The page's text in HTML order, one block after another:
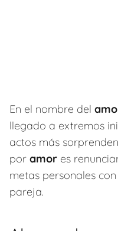
En el nombre del
llegado a extremos
actos más
por amor es
metas personales
pareja.